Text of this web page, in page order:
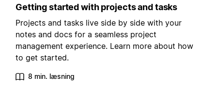
Getting started with projects and tasks
Projects and tasks live side by side with your
notes and docs for a seamless project
management experience. Learn more about how
to get started.
8 min. læsning